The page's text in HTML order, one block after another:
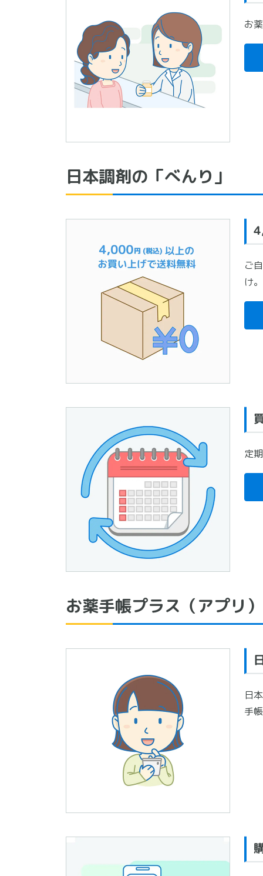
お
日本調剤の「べんり」
ご
け。
定
お薬手帳プラス（アプリ
日
手